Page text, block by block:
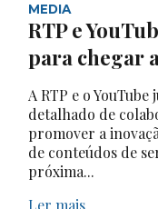
MEDIA
RTP e
para chegar
A RTP e o
detalhado de
promover a
de conteúdos de
próxima...
Ler mais